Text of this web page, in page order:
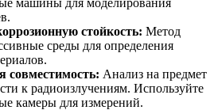
стойкость: Метод
среды для определения
совместимость: Анализ на предмет
к радиоизлучениям. Используйте
камеры для измерений.